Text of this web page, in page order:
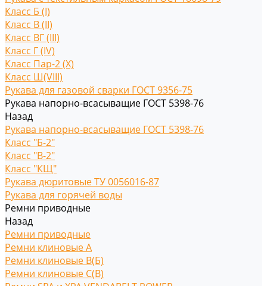
Класс Б (I)
Класс В (II)
Класс ВГ (III)
Класс Г (IV)
Класс Пар-2 (X)
Класс Ш(VIII)
Рукава для газовой сварки ГОСТ 9356-75
Рукава напорно-всасыващие ГОСТ 5398-76
Назад
Рукава напорно-всасыващие ГОСТ 5398-76
Класс "Б-2"
Класс "В-2"
Класс "КЩ"
Рукава дюритовые ТУ 0056016-87
Рукава для горячей воды
Ремни приводные
Назад
Ремни приводные
Ремни клиновые A
Ремни клиновые В(Б)
Ремни клиновые С(B)